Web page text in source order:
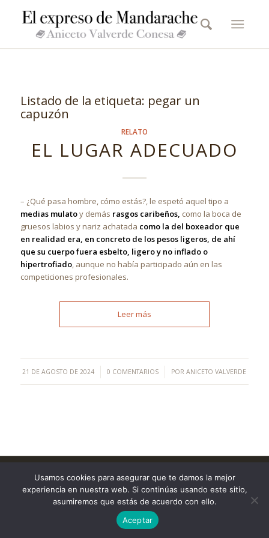
Listado de la etiqueta: pegar un
capuzón
RELATO
EL LUGAR ADECUADO
– ¿Qué pasa hombre, cómo estás?, le espetó aquel tipo a
medias mulatoy demás rasgos caribeños, como la boca de
gruesos labios y nariz achatada como la del boxeador que
en realidad era, en concreto de los pesos ligeros, de ahí
que su cuerpo fuera esbelto, ligero y no inflado o
hipertrofiado, aunque no había participado aún en las
competiciones profesionales.
Leer más
21 DE AGOSTO DE 2024
/ 0 COMENTARIOS
/ PORANICETO VALVERDE
Telecomunicaciones
AVISO LEGAL
Usamos cookies para asegurar que te damos la mejor
experiencia en nuestra web. Si continúas usando este sitio,
asumiremos que estás de acuerdo con ello.
Aceptar